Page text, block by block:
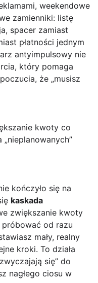
weekendowe
zamienniki: listę
spacer zamiast
płatności jednym
antyimpulsowy nie
, który pomaga
że „musisz
kwoty co
kończyło się na
kaskada
zwiększanie kwoty
próbować od razu
mały, realny
kroki. To działa
się” do
nagłego ciosu w